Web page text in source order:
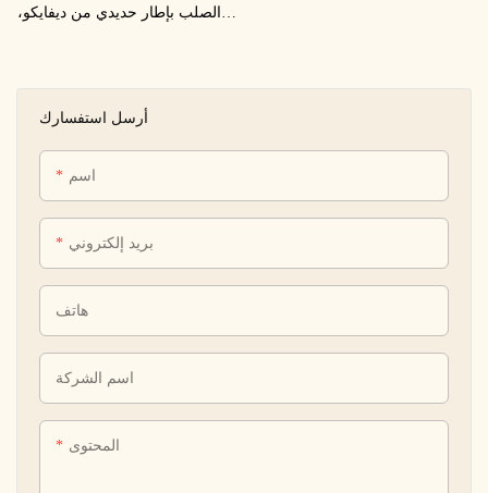
أرسل استفسارك
اسم
بريد إلكتروني
هاتف
اسم الشركة
المحتوى
الصلب بإطار حديدي من ديفايكو،